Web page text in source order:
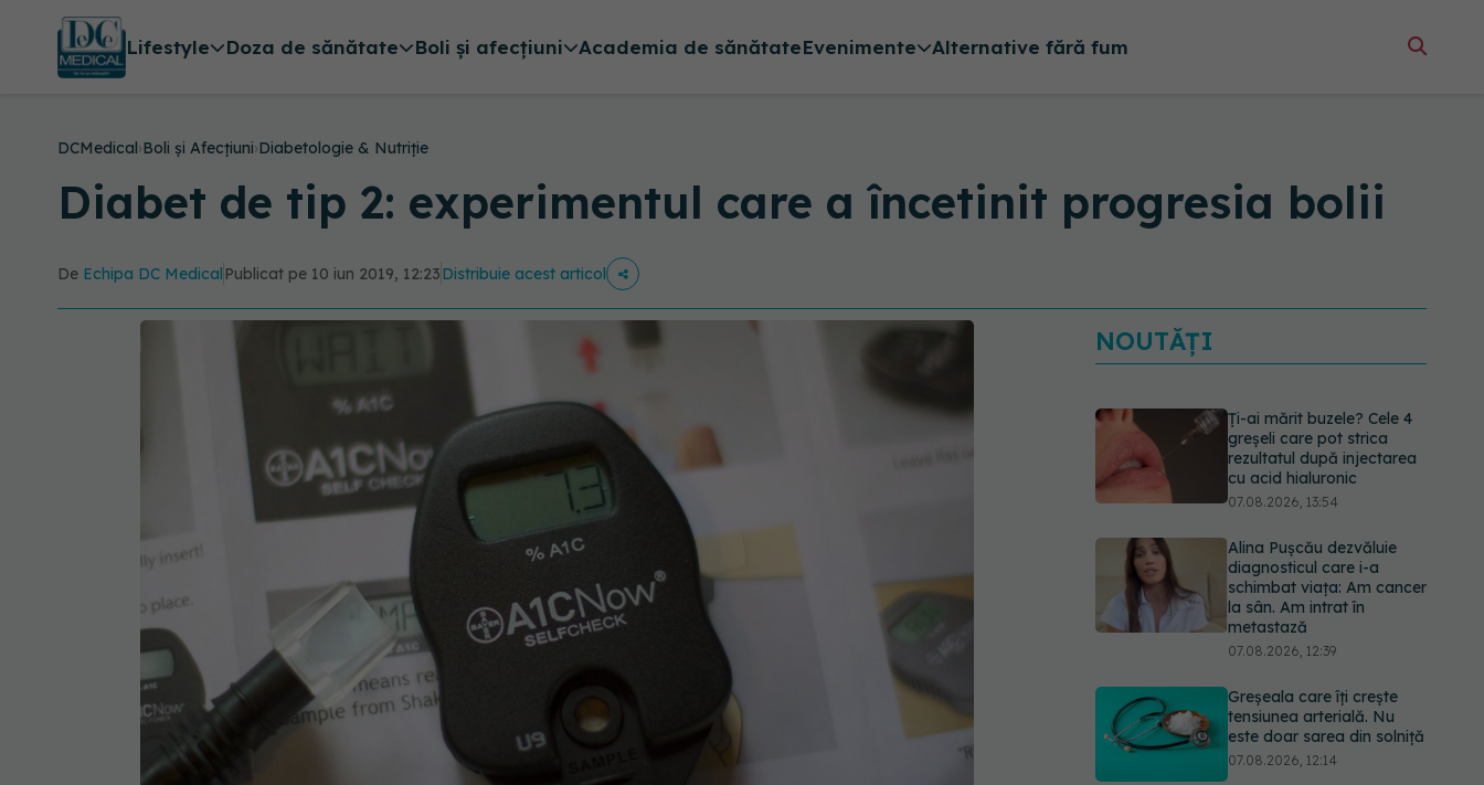
Lifestyle Doza de sănătate Boli și afecțiuni Academia de sănătateEvenimente Alternative fără fum
DCMedical›Boli și Afecțiuni›Diabetologie & Nutriție
Diabet de tip 2: experimentul care a încetinit progresia bolii
De Echipa DC Medical Publicat pe 10 iun 2019, 12:23Distribuie acest articol
NOUTĂȚI
Ți-ai mărit buzele? Cele 4
greșeli care pot strica
rezultatul după injectarea
cu acid hialuronic
07.08.2026, 13:54
Alina Pușcău dezvăluie
diagnosticul care i-a
schimbat viața: Am cancer
la sân. Am intrat în
metastază
07.08.2026, 12:39
Greșeala care îți crește
tensiunea arterială. Nu
este doar sarea din solniță
07.08.2026, 12:14